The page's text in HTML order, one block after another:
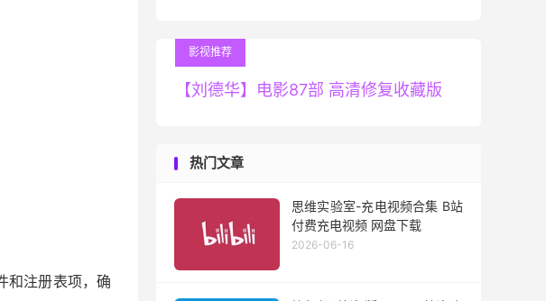
和注册表项，确
影视推荐
【刘德华】电影87部 高清修复收藏版
热门文章
思维实验室-充电视频合集 B站
付费充电视频 网盘下载
2026-06-16